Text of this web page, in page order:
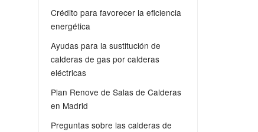
Crédito para favorecer la eficiencia
energética
Ayudas para la sustitución de
calderas de gas por calderas
eléctricas
Plan Renove de Salas de Calderas
en Madrid
Preguntas sobre las calderas de